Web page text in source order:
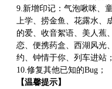
9.新增印记：气泡啾咪、
上学、捞金鱼、花露水
的爱、收音絮语、美人蕉
恋、便携药盒、西湖风光
约、钟情于你、列车进站；
10.修复其他已知的Bug；
【温馨提示】